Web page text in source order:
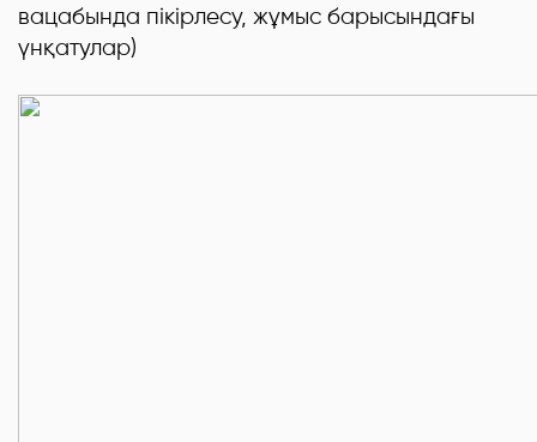
вацабында пікірлесу, жұмыс барысындағы
үнқатулар)